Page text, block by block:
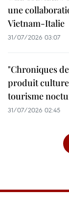
une
Vietnam-Italie
31/07/2026 03:07
"Chroniques
produit
tourisme
31/07/2026 02:45